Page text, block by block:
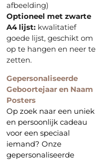
afbeelding)
Optioneel met zwarte
A4 lijst: kwalitatief
goede lijst, geschikt om
op te hangen en neer te
zetten.
Gepersonaliseerde
Geboortejaar en Naam
Posters
Op zoek naar een uniek
en persoonlijk cadeau
voor een speciaal
iemand? Onze
gepersonaliseerde